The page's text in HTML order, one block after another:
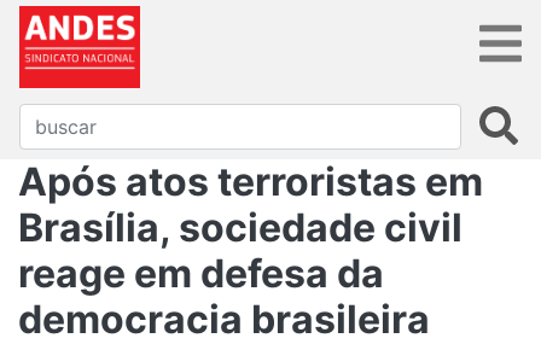
Após atos terroristas em
Brasília, sociedade civil
reage em defesa da
democracia brasileira